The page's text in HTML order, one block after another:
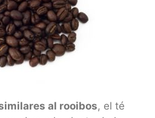
al rooibos, el té